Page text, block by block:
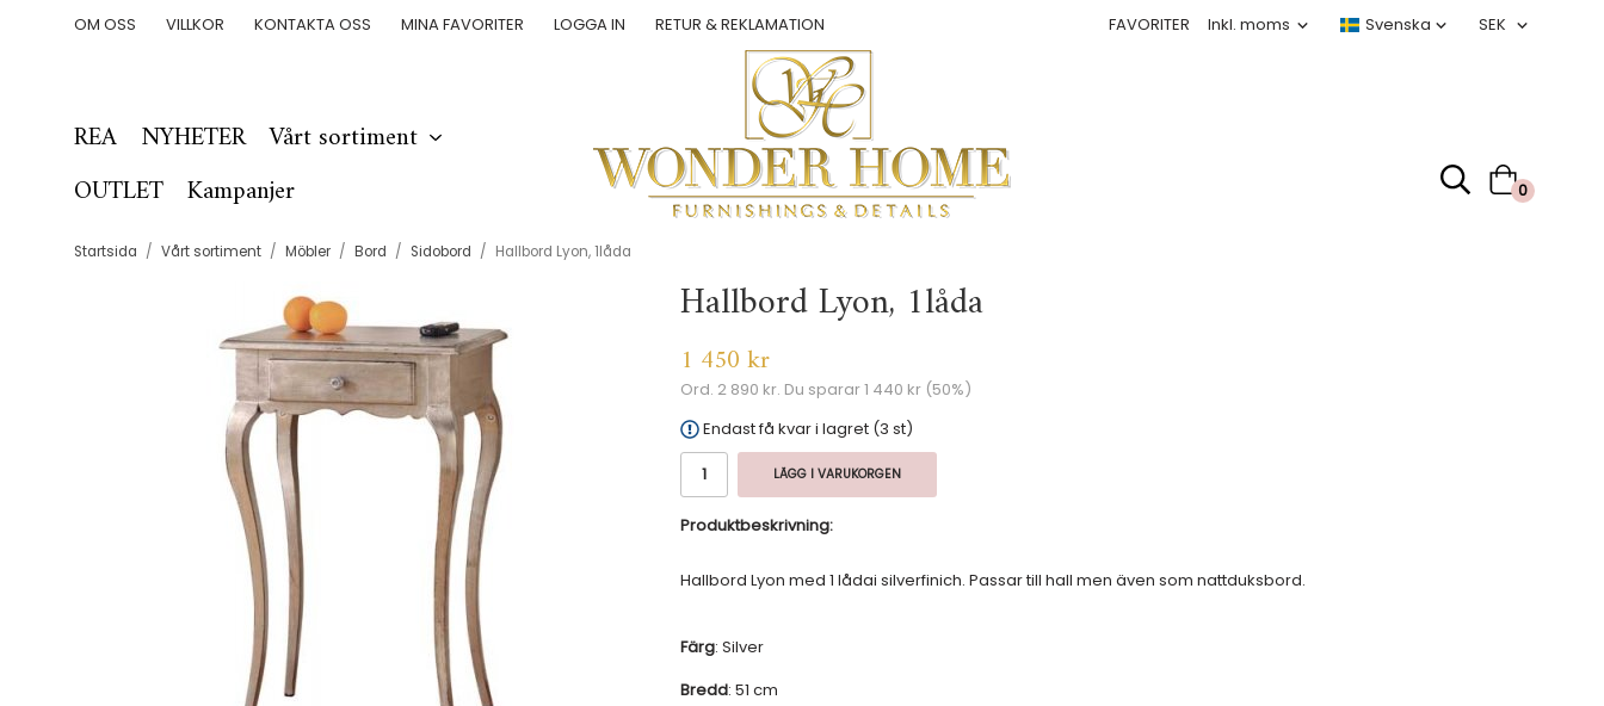
OM OSS VILLKOR KONTAKTA OSS MINA FAVORITER LOGGA IN RETUR & REKLAMATION FAVORITER
REA NYHETER Vårt sortiment
OUTLET Kampanjer 0
Startsida / Vårt sortiment / Möbler / Bord / Sidobord / Hallbord Lyon, 1låda
Hallbord Lyon, 1låda
1 450 kr
Ord. 2 890 kr. Du sparar1 440 kr (50%)
Endast få kvar i lagret (3 st)
LÄGG I VARUKORGEN
Produktbeskrivning:
Hallbord Lyon med 1 lådai silverfinich. Passar till hall men även som nattduksbord.
Färg: Silver
Bredd: 51 cm